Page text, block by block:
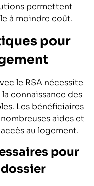
permettent
à moindre coût.
pour
le RSA nécessite
connaissance des
Les bénéficiaires
aides et
au logement.
pour